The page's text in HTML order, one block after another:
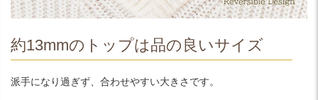
約13mmのトップは品の良いサイズ
派手になり過ぎず、合わせやすい大きさです。